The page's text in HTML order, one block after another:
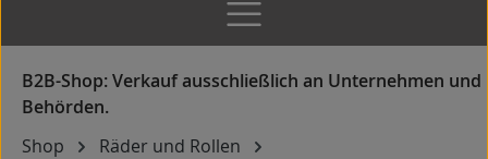
Shop
Räder und Rollen